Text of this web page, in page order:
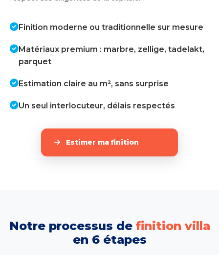
Finition moderne ou traditionnelle sur mesure
Matériaux premium : marbre, zellige, tadelakt,
parquet
Estimation claire au m², sans surprise
Un seul interlocuteur, délais respectés
Estimer ma finition
Notre processus de finition villa
en 6 étapes